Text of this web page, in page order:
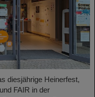
diesjährige Heinerfest,
FAIR in der